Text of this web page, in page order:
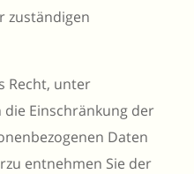
zuständigen
Recht, unter
Einschränkung der
Daten
entnehmen Sie der